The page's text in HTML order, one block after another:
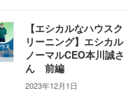
【エシカルなハウスク
リーニング】エシカル
ノーマルCEO本川誠さ
ん 前編
2023年12月1日